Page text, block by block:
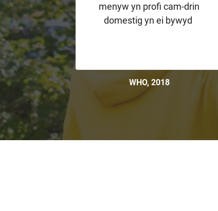
menyw yn profi cam-drin
domestig yn ei bywyd
WHO, 2018